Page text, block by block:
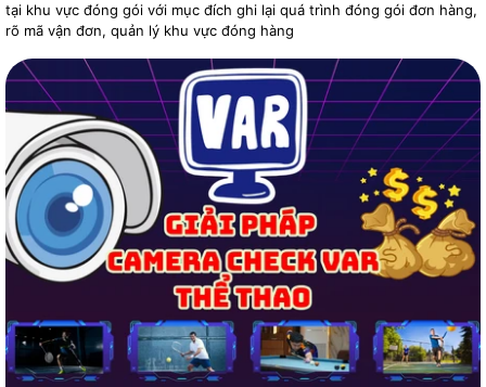
tại khu vực đóng gói với mục đích ghi lại quá trình đóng gói đơn hàng,
rõ mã vận đơn, quản lý khu vực đóng hàng